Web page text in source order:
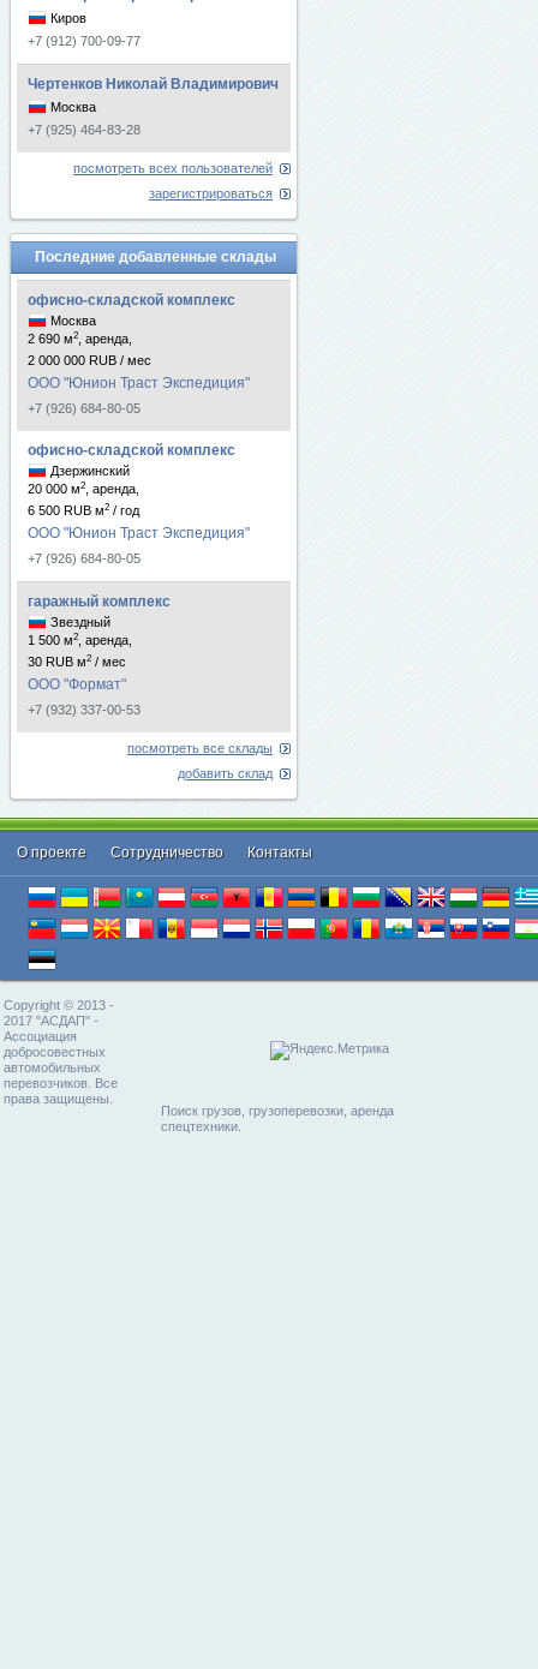
Киров
+7 (912) 700-09-77
Чертенков Николай Владимирович
Москва
+7 (925) 464-83-28
посмотреть всех пользователей
зарегистрироваться
Последние добавленные склады
офисно-складской комплекс
Москва
2 690 м2
, аренда,
2 000 000 RUB / мес
ООО "Юнион Траст Экспедиция"
+7 (926) 684-80-05
офисно-складской комплекс
Дзержинский
20 000 м2
, аренда,
6 500 RUB м2 / год
ООО "Юнион Траст Экспедиция"
+7 (926) 684-80-05
гаражный комплекс
Звездный
1 500 м2
, аренда,
30 RUB м2 / мес
ООО "Формат"
+7 (932) 337-00-53
посмотреть все склады
добавить склад
О проекте Cотрудничество Контакты
Copyright © 2013 -
2017 "АСДАП" -
Ассоциация
добросовестных
автомобильных
перевозчиков. Все
права защищены.
Поиск грузов, грузоперевозки, аренда
спецтехники.